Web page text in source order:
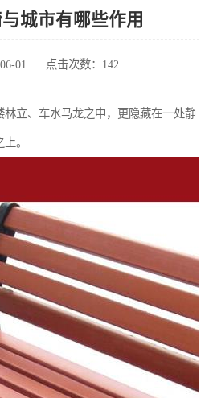
城市有哪些作用
01 点击次数：142
立、车水马龙之中，更隐藏在一处静
。